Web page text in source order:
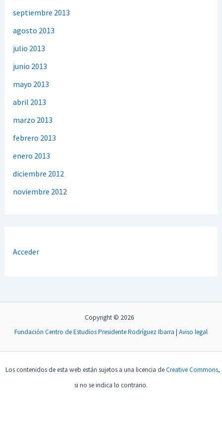
septiembre 2013
agosto 2013
julio 2013
junio 2013
mayo 2013
abril 2013
marzo 2013
febrero 2013
enero 2013
diciembre 2012
noviembre 2012
Acceder
Copyright © 2026
Fundación Centro de Estudios Presidente Rodríguez Ibarra | Aviso legal
Los contenidos de esta web están sujetos a una licencia deCreative Commons,
si no se indica lo contrario.